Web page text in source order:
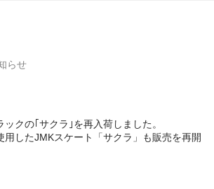
らせ
クの｢サクラ｣を再入荷しました。
用したJMKスケート「サクラ」も販売を再開